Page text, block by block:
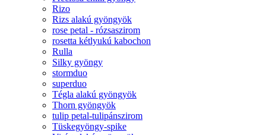
Rizo
Rizs alakú gyöngyök
rose petal - rózsaszirom
rosetta kétlyukú kabochon
Rulla
Silky gyöngy
stormduo
superduo
Tégla alakú gyöngyök
Thorn gyöngyök
tulip petal-tulipánszirom
Tüskegyöngy-spike